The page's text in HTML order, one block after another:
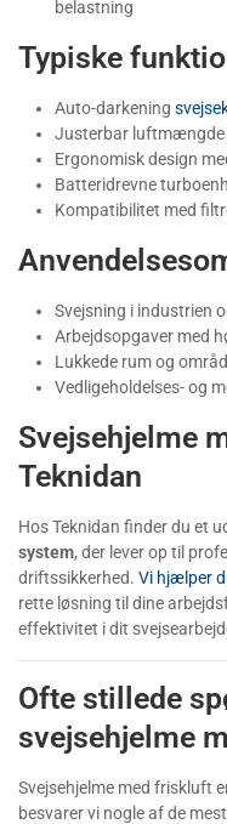
belastning
Typiske
Auto-darkening
Justerbar luftmængde
Ergonomisk design
Batteridrevne
Kompatibilitet med
Svejsning i industrien
Arbejdsopgaver med
Lukkede rum og
Vedligeholdelses- og
Svejsehjelme
Teknidan
Hos Teknidan finder du et
system, der lever op til
driftssikkerhed. Vi hjælper
rette løsning til dine
effektivitet i dit
Ofte stillede
svejsehjelme
Svejsehjelme med friskluft
besvarer vi nogle af de